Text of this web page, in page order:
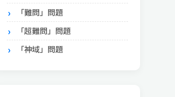
「難問」問題
「超難問」問題
「神域」問題